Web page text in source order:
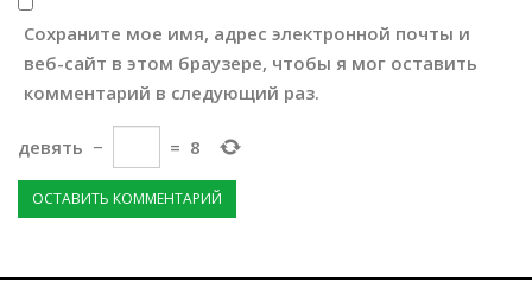
Сохраните мое имя, адрес электронной почты и
веб-сайт в этом браузере, чтобы я мог оставить
комментарий в следующий раз.
девять − = 8